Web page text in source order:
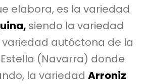
elabora, es la variedad
siendo la variedad
autóctona de la
(Navarra) donde
la variedad Arroniz